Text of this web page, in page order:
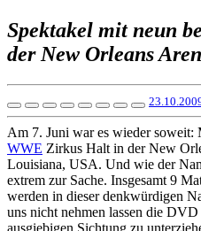
Spektakel mit neun
der New Orleans
Am 7. Juni war es wieder
WWE Zirkus Halt in der New
Louisiana, USA. Und wie der
extrem zur Sache. Insgesamt 9
werden in dieser denkwürdigen
uns nicht nehmen lassen die
ausgiebigen Sichtung zu